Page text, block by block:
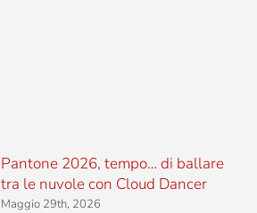
Pantone 2026, tempo… di ballare
tra le nuvole con Cloud Dancer
Maggio 29th, 2026